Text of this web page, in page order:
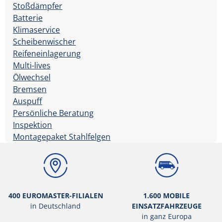
Stoßdämpfer
Batterie
Klimaservice
Scheibenwischer
Reifeneinlagerung
Multi-lives
Ölwechsel
Bremsen
Auspuff
Persönliche Beratung
Inspektion
Montagepaket Stahlfelgen
400 EUROMASTER-FILIALEN
in Deutschland
1.600 MOBILE
EINSATZFAHRZEUGE
in ganz Europa